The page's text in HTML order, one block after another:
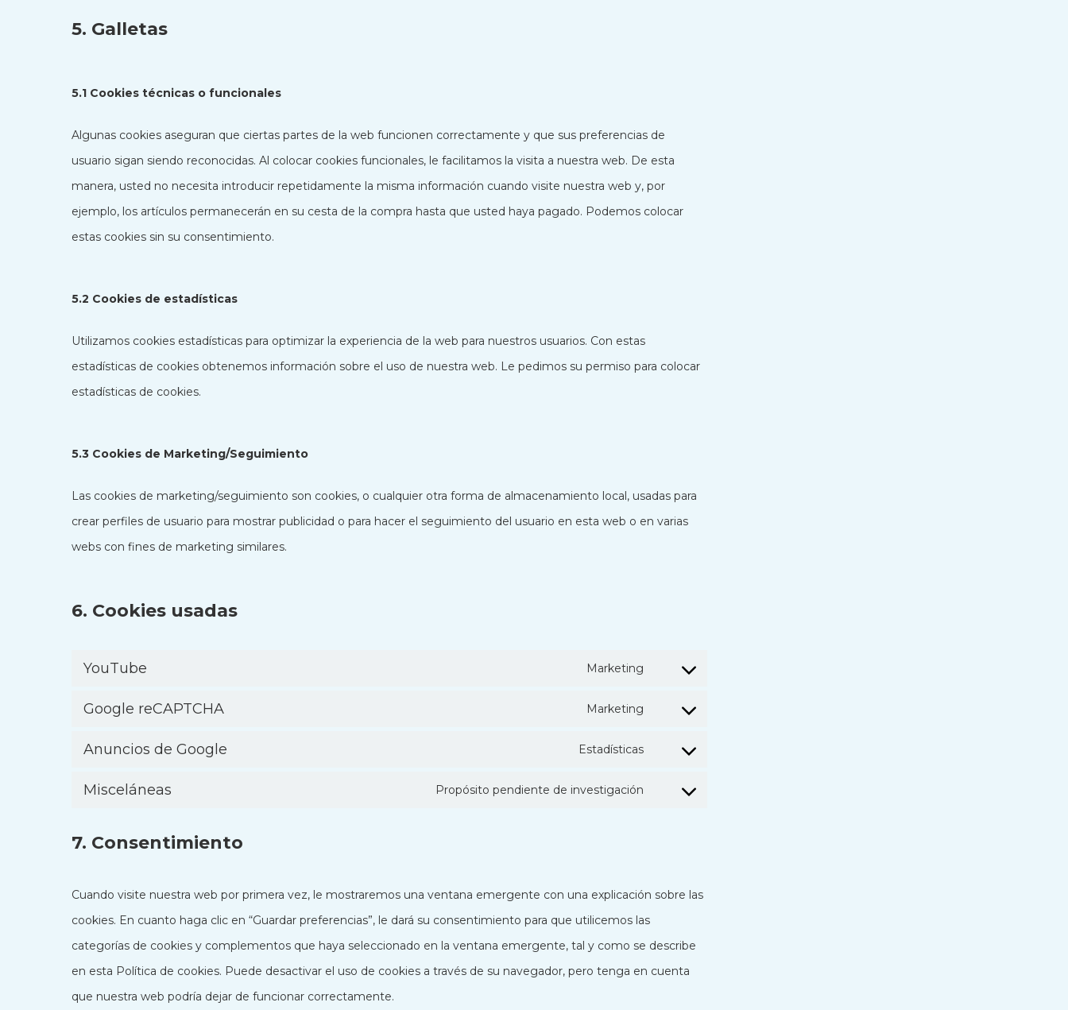
5. Galletas
5.1 Cookies técnicas o funcionales
Algunas cookies aseguran que ciertas partes de la web funcionen correctamente y que sus preferencias de
usuario sigan siendo reconocidas. Al colocar cookies funcionales, le facilitamos la visita a nuestra web. De esta
manera, usted no necesita introducir repetidamente la misma información cuando visite nuestra web y, por
ejemplo, los artículos permanecerán en su cesta de la compra hasta que usted haya pagado. Podemos colocar
estas cookies sin su consentimiento.
5.2 Cookies de estadísticas
Utilizamos cookies estadísticas para optimizar la experiencia de la web para nuestros usuarios. Con estas
estadísticas de cookies obtenemos información sobre el uso de nuestra web. Le pedimos su permiso para colocar
estadísticas de cookies.
5.3 Cookies de Marketing/Seguimiento
Las cookies de marketing/seguimiento son cookies, o cualquier otra forma de almacenamiento local, usadas para
crear perfiles de usuario para mostrar publicidad o para hacer el seguimiento del usuario en esta web o en varias
webs con fines de marketing similares.
6. Cookies usadas
YouTube
Marketing
servicio
Google reCAPTCHA
Marketing
servicio
Anuncios de Google
Estadísticas
Adsense
Misceláneas
Propósito pendiente de investigación
misceláneas
7. Consentimiento
Cuando visite nuestra web por primera vez, le mostraremos una ventana emergente con una explicación sobre las
cookies. En cuanto haga clic en “Guardar preferencias”, le dará su consentimiento para que utilicemos las
categorías de cookies y complementos que haya seleccionado en la ventana emergente, tal y como se describe
en esta Política de cookies. Puede desactivar el uso de cookies a través de su navegador, pero tenga en cuenta
que nuestra web podría dejar de funcionar correctamente.